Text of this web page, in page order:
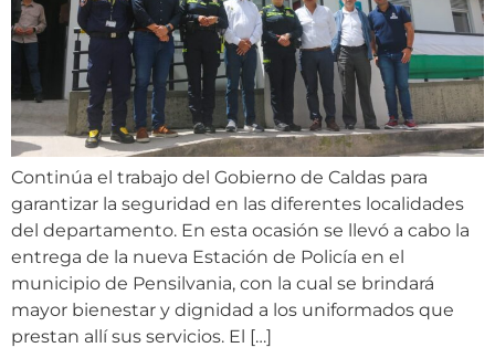
Continúa el trabajo del Gobierno de Caldas para
garantizar la seguridad en las diferentes localidades
del departamento. En esta ocasión se llevó a cabo la
entrega de la nueva Estación de Policía en el
municipio de Pensilvania, con la cual se brindará
mayor bienestar y dignidad a los uniformados que
prestan allí sus servicios. El […]